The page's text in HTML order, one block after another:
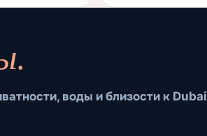
воды и близости к Dubai